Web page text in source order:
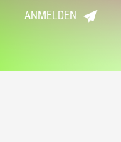
ANMELDEN